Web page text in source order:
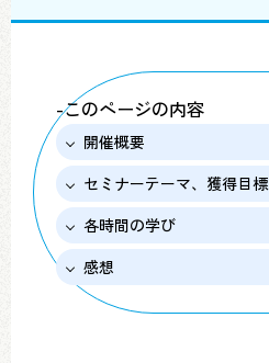
-このページの内容
開催概要
セミナーテーマ、獲得目標
各時間の学び
感想